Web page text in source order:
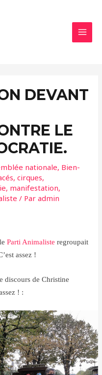
DEVANT
LE
nationale, Bien-
,cirques,
, manifestation,
/ Paradmin
leParti Animaliste regroupait
assez !
discours de Christine
! :